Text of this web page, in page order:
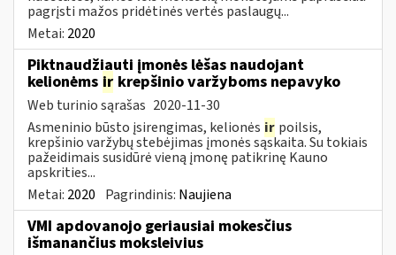
pagrįsti mažos pridėtinės vertės paslaugų...
Metai: 2020
Piktnaudžiauti įmonės lėšas naudojant
kelionėms ir krepšinio varžyboms nepavyko
Web turinio sąrašas 2020-11-30
Asmeninio būsto įsirengimas, kelionės ir poilsis,
krepšinio varžybų stebėjimas įmonės sąskaita. Su tokiais
pažeidimais susidūrė vieną įmonę patikrinę Kauno
apskrities...
Metai: 2020 Pagrindinis: Naujiena
VMI apdovanojo geriausiai mokesčius
išmanančius moksleivius